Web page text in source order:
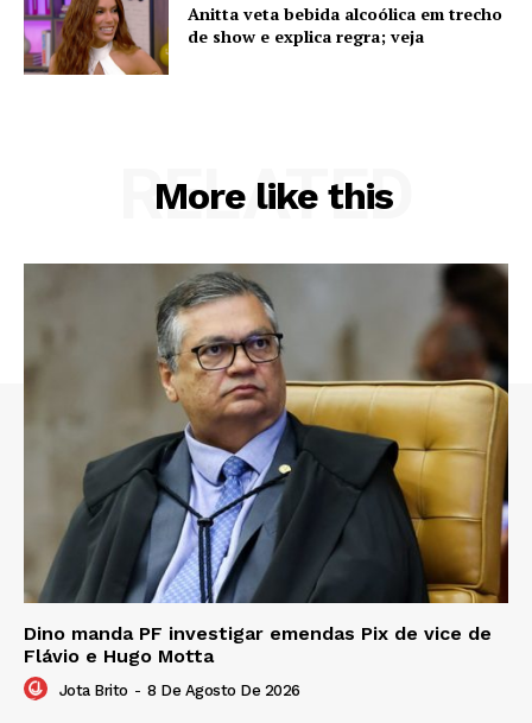
Anitta veta bebida alcoólica em trecho
de show e explica regra; veja
More like this
RELATED
Dino manda PF investigar emendas Pix de vice de
Flávio e Hugo Motta
Jota Brito - 8 De Agosto De 2026